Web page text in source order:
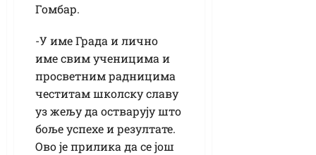
Гомбар.
-У име Града и лично
име свим ученицима и
просветним радницима
честитам школску славу
уз жељу да остварују што
боље успехе и резултате.
Ово је прилика да се још